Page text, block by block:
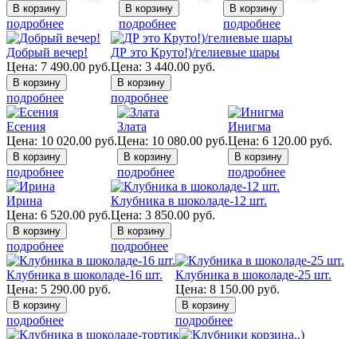
подробнее подробнее подробнее
Добрый вечер!
Цена: 7 490.00 руб.
подробнее
ДР это Круто!)/гелиевые шары
Цена: 3 440.00 руб.
подробнее
Есения
Цена: 10 020.00 руб.
подробнее
Злата
Цена: 10 080.00 руб.
подробнее
Инигма
Цена: 6 120.00 руб.
подробнее
Ирина
Цена: 6 520.00 руб.
подробнее
Клубника в шоколаде-12 шт.
Цена: 3 850.00 руб.
подробнее
Клубника в шоколаде-16 шт.
Цена: 5 290.00 руб.
подробнее
Клубника в шоколаде-25 шт.
Цена: 8 150.00 руб.
подробнее